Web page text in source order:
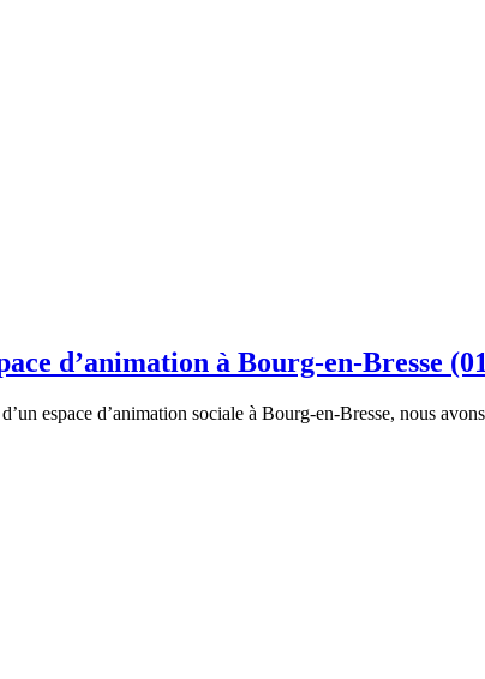
d’animation à Bourg-en-Bresse
espace d’animation sociale à Bourg-en-Bresse, nous